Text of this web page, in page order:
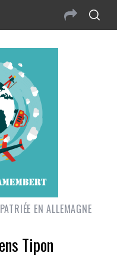
EN ALLEMAGNE
Tipon